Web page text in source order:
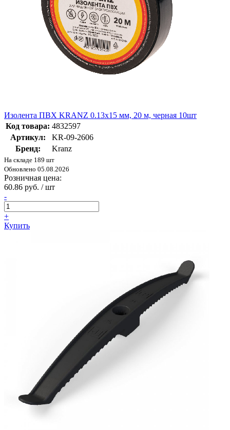
Изолента ПВХ KRANZ 0.13х15 мм, 20 м, черная 10шт
Код товара: 4832597
Артикул:
KR-09-2606
Бренд:
Kranz
На складе 189 шт
Обновлено 05.08.2026
Розничная цена:
60.86 руб. / шт
-
+
Купить